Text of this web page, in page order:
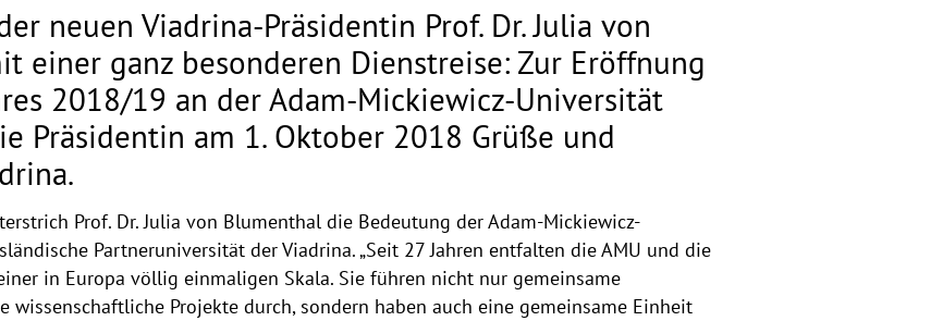
neuen Viadrina-Präsidentin Prof. Dr. Julia von
einer ganz besonderen Dienstreise: Zur Eröffnung
2018/19 an der Adam-Mickiewicz-Universität
Präsidentin am 1. Oktober 2018 Grüße und
Prof. Dr. Julia von Blumenthal die Bedeutung der Adam-Mickiewicz-
Partneruniversität der Viadrina. „Seit 27 Jahren entfalten die AMU und die
in Europa völlig einmaligen Skala. Sie führen nicht nur gemeinsame
wissenschaftliche Projekte durch, sondern haben auch eine gemeinsame Einheit